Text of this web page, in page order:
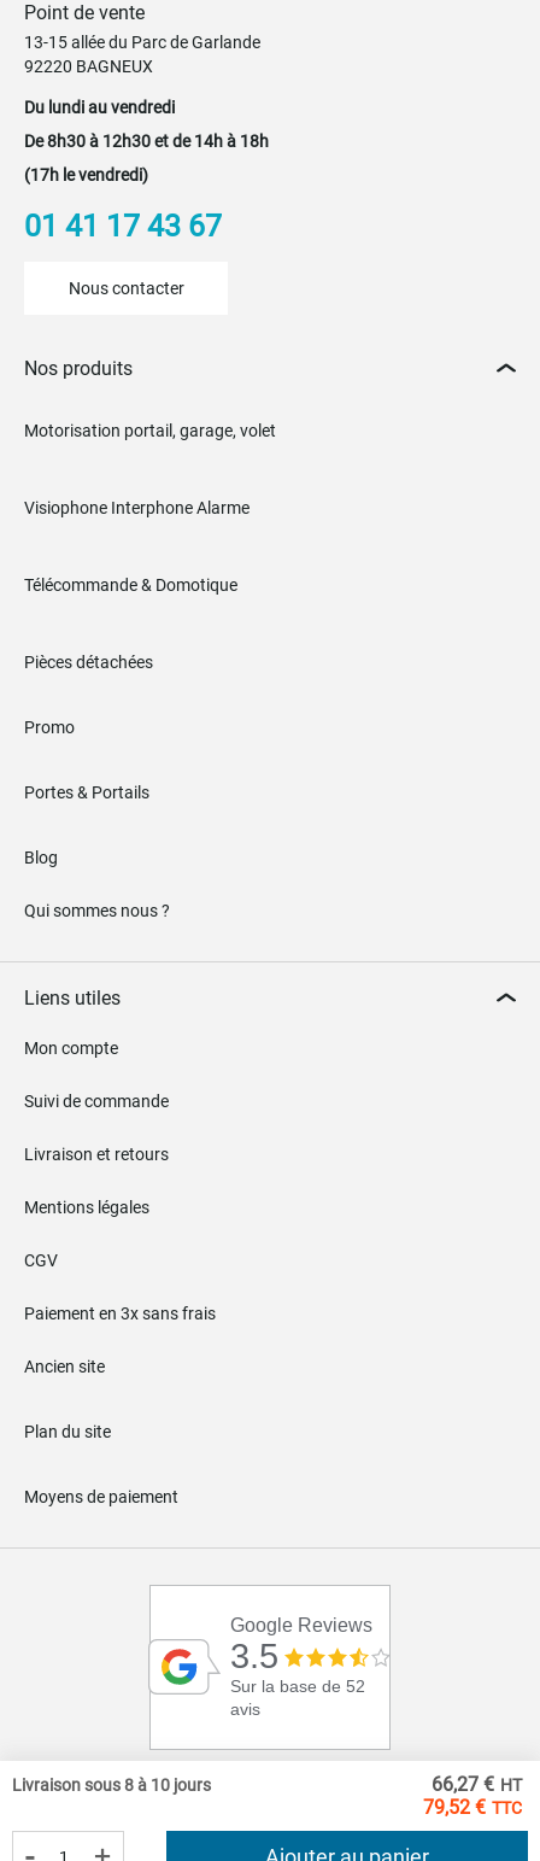
79,52 €
66,27 €
Livraison sous 8 à 10 jours
Point de vente
13-15 allée du Parc de Garlande
92220 BAGNEUX
Du lundi au vendredi
De 8h30 à 12h30 et de 14h à 18h
(17h le vendredi)
01 41 17 43 67
Nous contacter
Nos produits
Motorisation portail, garage, volet
Visiophone Interphone Alarme
Télécommande & Domotique
Pièces détachées
Promo
Portes & Portails
Blog
Qui sommes nous ?
Liens utiles
Mon compte
Suivi de commande
Livraison et retours
Mentions légales
CGV
Paiement en 3x sans frais
Ancien site
Plan du site
Moyens de paiement
Google Reviews
3.5
Sur la base de 52
avis